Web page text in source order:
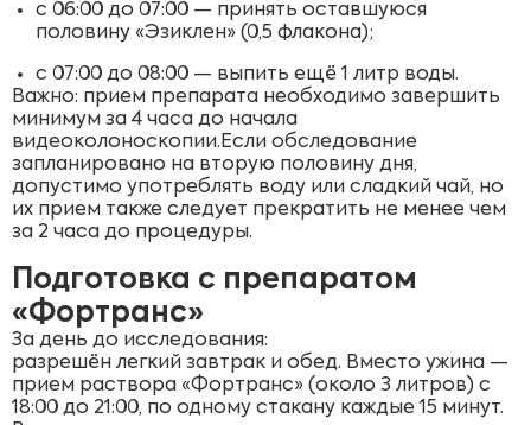
с 06:00 до 07:00 — принять оставшуюся
половину «Эзиклен» (0,5 флакона);
с 07:00 до 08:00 — выпить ещё 1 литр воды.
Важно: прием препарата необходимо завершить
минимум за 4 часа до начала
видеоколоноскопии.Если обследование
запланировано на вторую половину дня,
допустимо употреблять воду или сладкий чай, но
их прием также следует прекратить не менее чем
за 2 часа до процедуры.
Подготовка с препаратом
«Фортранс»
За день до исследования:
разрешён легкий завтрак и обед. Вместо ужина —
прием раствора «Фортранс» (около 3 литров) с
18:00 до 21:00, по одному стакану каждые 15 минут.